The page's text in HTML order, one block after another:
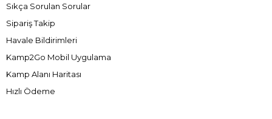
Sıkça Sorulan Sorular
Sipariş Takip
Havale Bildirimleri
Kamp2Go Mobil Uygulama
Kamp Alanı Haritası
Hızlı Ödeme